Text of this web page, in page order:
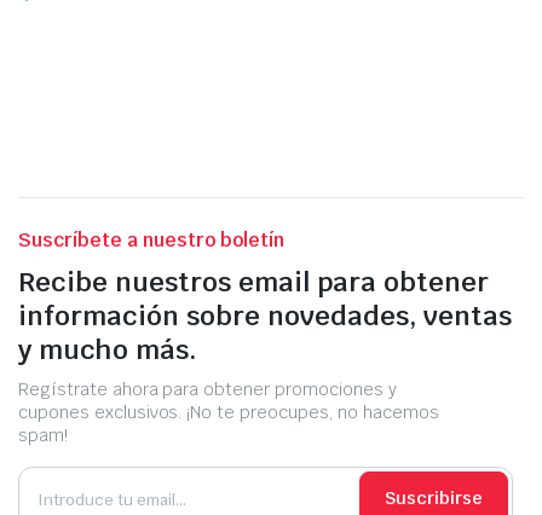
Suscríbete a nuestro boletín
Recibe nuestros email para obtener
información sobre novedades, ventas
y mucho más.
Regístrate ahora para obtener promociones y
cupones exclusivos. ¡No te preocupes, no hacemos
spam!
Suscribirse